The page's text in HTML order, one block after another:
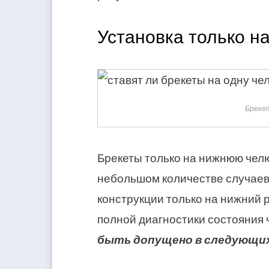
Установка только
Брекеты только на нижнюю
небольшом количестве
конструкции только на нижний
полной диагностики
быть допущено в